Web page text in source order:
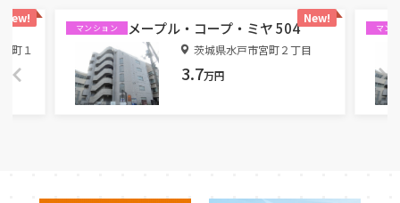
New!
町１
New!
マンション メープル・コープ・ミヤ 504
茨城県水戸市宮町２丁目
3.7万円
マン